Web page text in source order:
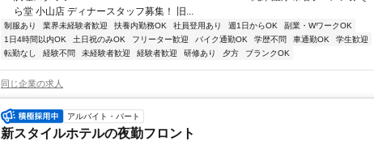
ら堂 小山店 ディナースタッフ募集！ 旧...
制服あり 業界未経験者歓迎 扶養内勤務OK 社員登用あり 週1日からOK
副業・WワークOK
1日4時間以内OK
土日祝のみOK フリーター歓迎 バイク通勤OK 学歴不問 車通勤OK
学生歓迎
転勤なし
経験不問 未経験者歓迎 経験者歓迎 研修あり 夕方 ブランクOK
同じ企業の求人
アルバイト・パート
新スタイルホテルの夜勤フロント